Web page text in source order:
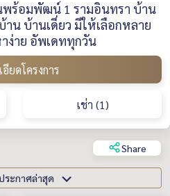
พร้อมพัฒน์ 1 รามอินทรา บ้าน
น บ้านเดี่ยว มีให้เลือกหลาย
ง่าย อัพเดททุกวัน
ยดโครงการ
เช่า (1)
Share
ยงตาม : ประกาศล่าสุด